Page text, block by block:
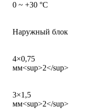
0 ~ +30 °C
Наружный блок
4×0,75
мм<sup>2</sup>
3×1,5
мм<sup>2</sup>